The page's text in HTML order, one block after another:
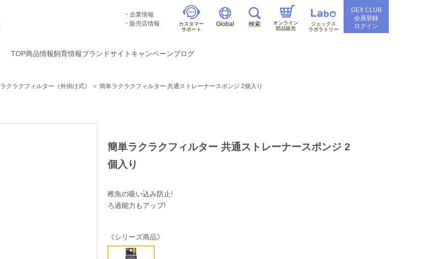
カスタマー
サポート
Global 検索
オンライン
部品販売
ジェックス
ラボラトリー
TOP商品情報飼育情報ブランドサイト キャンペーンブログ
企業情報
販売店情報
GEX CLUB
会員登録
ログイン
ラクラクフィルター（外掛け式） ＞ 簡単ラクラクフィルター 共通ストレーナースポンジ 2個入り
簡単ラクラクフィルター 共通ストレーナースポンジ 2
個入り
稚魚の吸い込み防止!
ろ過能力もアップ!
《シリーズ商品》